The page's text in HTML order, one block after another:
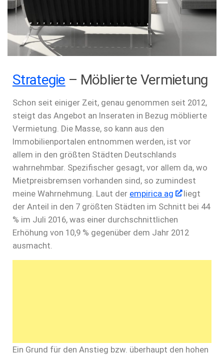
Strategie – Möblierte Vermietung
Schon seit einiger Zeit, genau genommen seit 2012,
steigt das Angebot an Inseraten in Bezug möblierte
Vermietung. Die Masse, so kann aus den
Immobilienportalen entnommen werden, ist vor
allem in den größten Städten Deutschlands
wahrnehmbar. Spezifischer gesagt, vor allem da, wo
Mietpreisbremsen vorhanden sind, so zumindest
meine Wahrnehmung. Laut der empirica ag
liegt
der Anteil in den 7 größten Städten im Schnitt bei 44
% im Juli 2016, was einer durchschnittlichen
Erhöhung von 10,9 % gegenüber dem Jahr 2012
ausmacht.
Ein Grund für den Anstieg bzw. überhaupt den hohen